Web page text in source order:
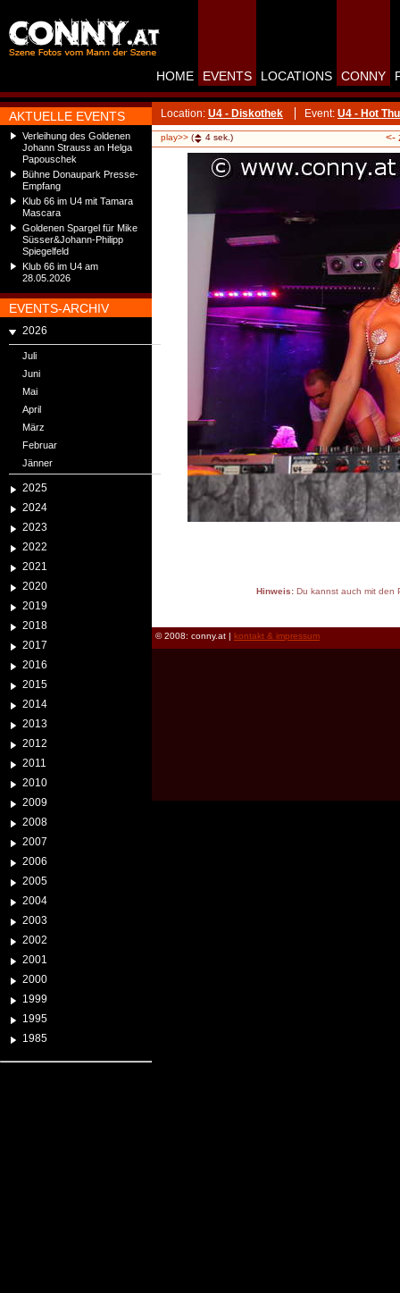
AKTUELLE EVENTS
Verleihung des Goldenen
Johann Strauss an Helga
Papouschek
Bühne Donaupark Presse-
Empfang
Klub 66 im U4 mit Tamara
Mascara
Goldenen Spargel für Mike
Süsser&Johann-Philipp
Spiegelfeld
Klub 66 im U4 am
28.05.2026
EVENTS-ARCHIV
2026
Juli
Juni
Mai
April
März
Februar
Jänner
2025
2024
2023
2022
2021
2020
2019
2018
2017
2016
2015
2014
2013
2012
2011
2010
2009
2008
2007
2006
2005
2004
2003
2002
2001
2000
1999
1995
1985
HOME EVENTS LOCATIONS CONNY
Location: U4 - Diskothek Event: U4 - Hot
play>> ( 4 sek.) <-
Hinweis:Du kannst auch mit den
© 2008: conny.at | kontakt & impressum